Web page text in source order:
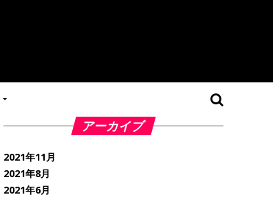
アーカイブ
2021年11月
2021年8月
2021年6月